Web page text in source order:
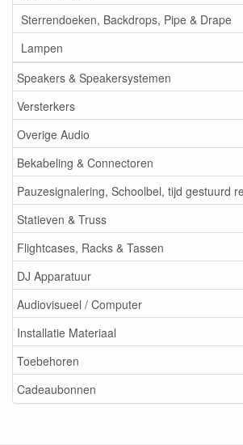
Sterrendoeken, Backdrops, Pipe & Drape
Lampen
Speakers & Speakersystemen
Versterkers
Overige Audio
Bekabeling & Connectoren
Pauzesignalering, Schoolbel, tijd gestuurd
Statieven & Truss
Flightcases, Racks & Tassen
DJ Apparatuur
Audiovisueel / Computer
Installatie Materiaal
Toebehoren
Cadeaubonnen